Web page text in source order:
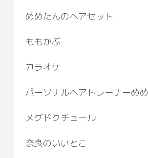
めめたんのヘアセット
ももかぶ
カラオケ
パーソナルヘアトレーナーめめ
メグドクチュール
奈良のいいとこ